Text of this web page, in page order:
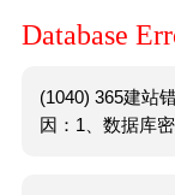
Database
(1040) 365建站
因：1、数据库